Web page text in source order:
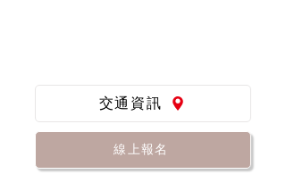
交通資訊
線上報名